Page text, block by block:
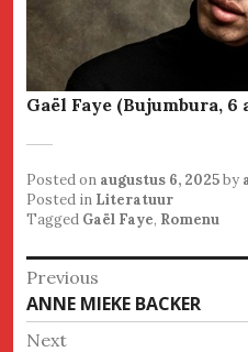
Gaël Faye (Bujumbura, 6
Posted on augustus 6, 2025by
Posted in Literatuur
Tagged Gaël Faye, Romenu
Bericht
navigatie
Previous
Previous
post:
ANNE MIEKE BACKER
Next